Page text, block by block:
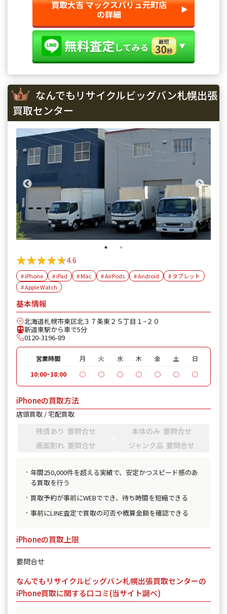
買取大吉 マックスバリュ元町店
の詳細 ▶︎
なんでもリサイクルビッグバン札幌出張
買取センター
★★★★★
★★★★★4.6
# iPhone # iPad # Mac # AirPods # Android
# タブレット
# Apple Watch
基本情報
北海道札幌市東区北３７条東２５丁目１−２０
新道東駅から車で5分
0120-3196-89
営業時間 月 火 水 木 金 土
日
10:00~18:00
◯ ◯ ◯ ◯ ◯ ◯ ◯
iPhoneの買取方法
店頭買取 / 宅配買取
残債あり 要問合せ
本体のみ 要問合せ
画面割れ 要問合せ
ジャンク品 要問合せ
年間250,000件を超える実績で、安定かつスピード感のあ
る買取を行う
買取予約が事前にWEBででき、待ち時間を短縮できる
事前にLINE査定で買取の可否や概算金額を確認できる
iPhoneの買取上限
要問合せ
なんでもリサイクルビッグバン札幌出張買取センターの
iPhone買取に関する口コミ(当サイト調べ)